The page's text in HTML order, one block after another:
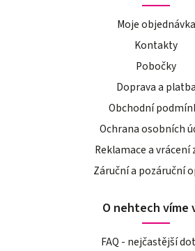
Moje objednávka
Kontakty
Pobočky
Doprava a platba
Obchodní
Ochrana osobních
Reklamace a vrácení
Záruční a pozáruční
O nehtech víme
FAQ - nejčastější